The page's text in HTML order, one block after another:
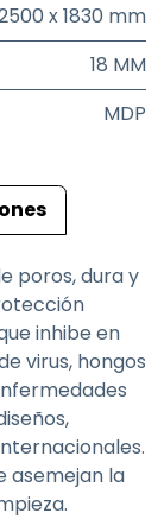
x 1830 mm
18 MM
MDP
poros, dura y
inhibe en
virus, hongos
asemejan la